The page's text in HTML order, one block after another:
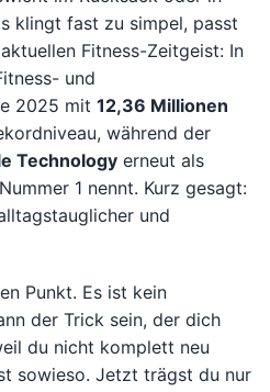
klingt fast zu simpel, passt
Fitness-Zeitgeist: In
und
2025 mit 12,36 Millionen
während der
Technology erneut als
1 nennt. Kurz gesagt:
und
Punkt. Es ist kein
der Trick sein, der dich
du nicht komplett neu
sowieso. Jetzt trägst du nur